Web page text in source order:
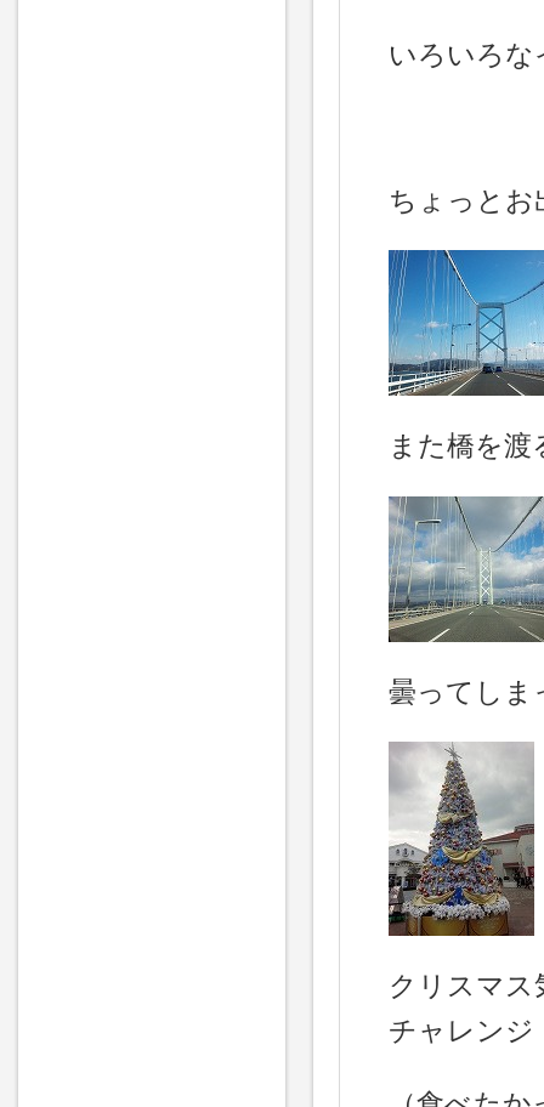
いろいろな
ちょっとお
また橋を渡
曇ってしま
クリスマス
チャレンジ